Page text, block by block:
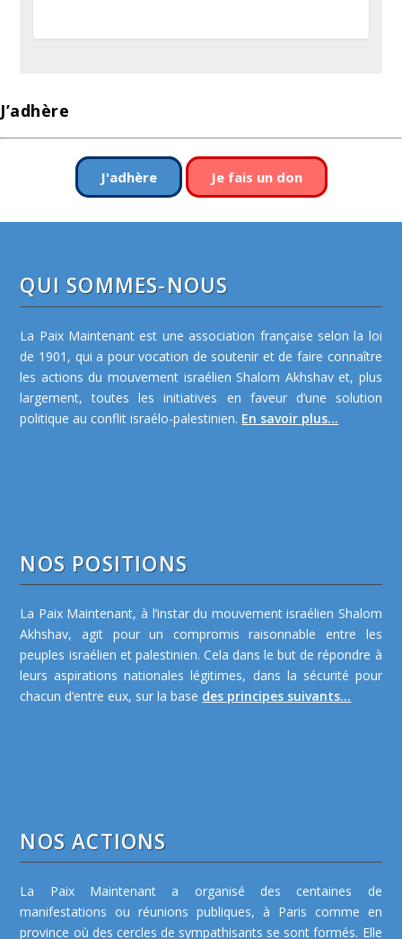
J’adhère
J'adhère Je fais un don
QUI SOMMES-NOUS
La Paix Maintenant est une association française selon la loi
de 1901, qui a pour vocation de soutenir et de faire connaître
les actions du mouvement israélien Shalom Akhshav et, plus
largement, toutes les initiatives en faveur d’une solution
politique au conflit israélo-palestinien. En savoir plus...
NOS POSITIONS
La Paix Maintenant, à l’instar du mouvement israélien Shalom
Akhshav, agit pour un compromis raisonnable entre les
peuples israélien et palestinien. Cela dans le but de répondre à
leurs aspirations nationales légitimes, dans la sécurité pour
chacun d’entre eux, sur la base des principes suivants...
NOS ACTIONS
La Paix Maintenant a organisé des centaines de
manifestations ou réunions publiques, à Paris comme en
province où des cercles de sympathisants se sont formés. Elle